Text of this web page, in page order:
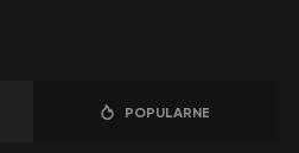
POPULARNE